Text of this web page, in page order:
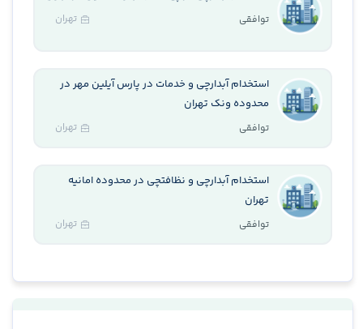
توافقی تهران
استخدام آبدارچی و خدمات در پارس آیلین مهر در
محدوده ونک تهران
توافقی تهران
استخدام آبدارچی و نظافتچی در محدوده امانیه
تهران
توافقی تهران